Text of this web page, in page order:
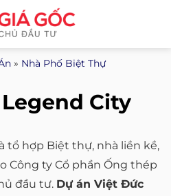
» Nhà Phố Biệt Thự
City
tổ hợp Biệt thự, nhà liền kề,
Công ty Cổ phần Ống thép
đầu tư. Dự án Việt Đức